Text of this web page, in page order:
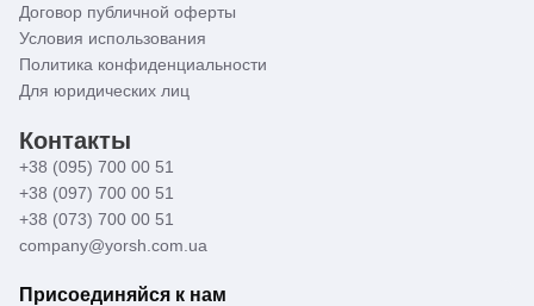
Договор публичной оферты
Условия использования
Политика конфиденциальности
Для юридических лиц
Контакты
+38 (095) 700 00 51
+38 (097) 700 00 51
+38 (073) 700 00 51
company@yorsh.com.ua
Присоединяйся к нам